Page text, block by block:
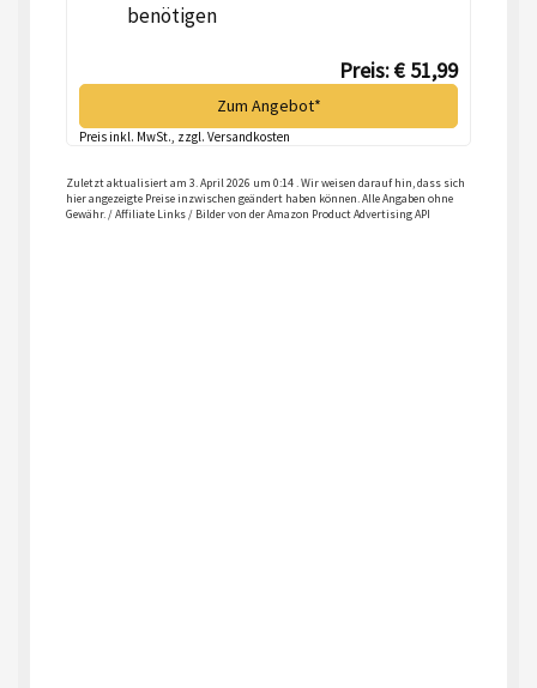
benötigen
Preis: € 51,99
Zum Angebot*
Preis inkl. MwSt., zzgl. Versandkosten
Zuletzt aktualisiert am 3. April 2026 um 0:14 . Wir weisen darauf hin, dass sich
hier angezeigte Preise inzwischen geändert haben können. Alle Angaben ohne
Gewähr. / Affiliate Links / Bilder von der Amazon Product Advertising API